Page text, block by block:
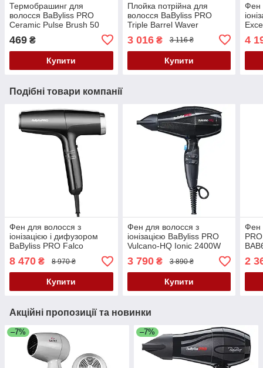
Термобрашинг для
волосся BaByliss PRO
Ceramic Pulse Brush 50
469 ₴
Купити
Плойка потрійна для
волосся BaByliss PRO
Triple Barrel Waver
3 016₴ 3 116 ₴
Купити
Фен
4
Подібні товари компанії
Фен для волосся з
іонізацією і дифузором
BaByliss PRO Falco
Black&Silver BAB8550BE
8 470 ₴ 8 970 ₴
Купити
Фен для волосся з
іонізацією BaByliss PRO
Vulcano-HQ Ionic 2400W
BAB6980IE
3 790₴ 3 890 ₴
Купити
Фен
2
Акційні пропозиції та новинки
–7% –7%